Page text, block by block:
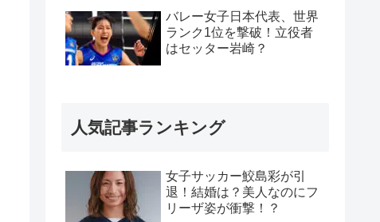
バレー女子日本代表、世界
ランク1位を撃破！立役者
はセッター岩崎？
人気記事ランキング
女子サッカー鮫島彩が引
退！結婚は？美人なのにフ
リーザ姿が衝撃！？